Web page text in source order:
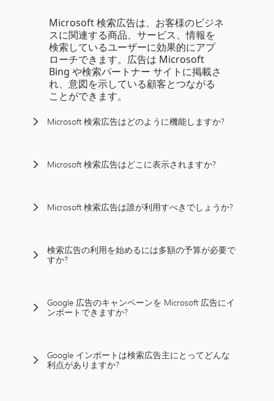
Microsoft 検索広告は、お客様のビジネ
スに関連する商品、サービス、情報を
検索しているユーザーに効果的にアプ
ローチできます。広告は Microsoft
Bing や検索パートナー サイトに掲載さ
れ、意図を示している顧客とつながる
ことができます。
Microsoft 検索広告はどのように機能しますか?
Microsoft 検索広告はどこに表示されますか?
Microsoft 検索広告は誰が利用すべきでしょうか?
検索広告の利用を始めるには多額の予算が必要で
すか?
Google 広告のキャンペーンを Microsoft 広告にイ
ンポートできますか?
Google インポートは検索広告主にとってどんな
利点がありますか?